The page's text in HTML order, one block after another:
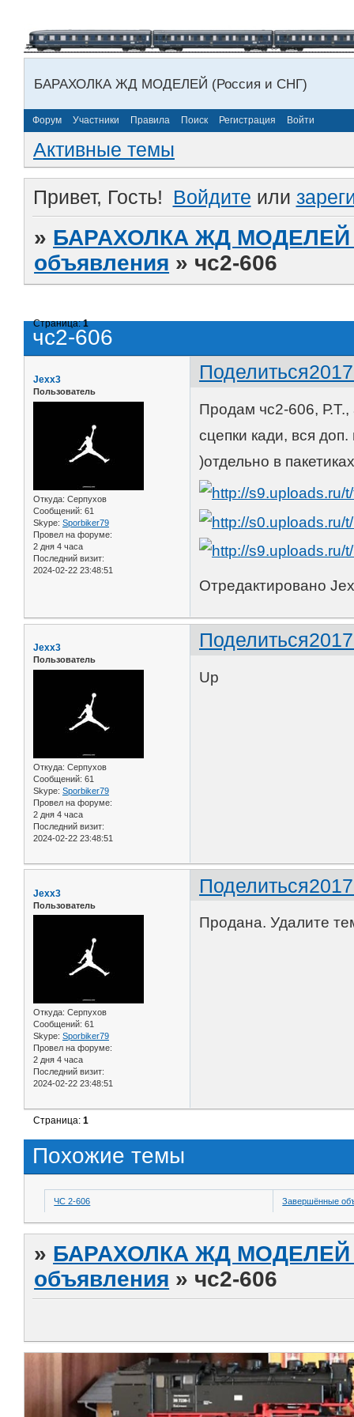
БАРАХОЛКА ЖД МОДЕЛЕЙ (Россия и СНГ)
Форум Участники Правила Поиск Регистрация Войти
Активные темы
Привет, Гость! Войдите или
» БАРАХОЛКА ЖД МОДЕЛЕЙ
объявления » чс2-606
чс2-606
Страница:1
Поделиться
Jexx3
Пользователь
Откуда: Серпухов
Сообщений: 61
Skype: Sporbiker79
Провел на форуме:
2 дня 4 часа
Последний визит:
2024-02-22 23:48:51
Продам чс2-606, Р.Т.,
сцепки кади, вся
)отдельно в
Отредактировано
Поделиться
Jexx3
Пользователь
Откуда: Серпухов
Сообщений: 61
Skype: Sporbiker79
Провел на форуме:
2 дня 4 часа
Последний визит:
2024-02-22 23:48:51
Up
Поделиться
Jexx3
Пользователь
Откуда: Серпухов
Сообщений: 61
Skype: Sporbiker79
Провел на форуме:
2 дня 4 часа
Последний визит:
2024-02-22 23:48:51
Продана. Удалите
Страница:1
Похожие темы
ЧС 2-606 Завершённые
» БАРАХОЛКА ЖД МОДЕЛЕЙ
объявления » чс2-606